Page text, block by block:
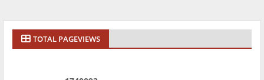
TOTAL PAGEVIEWS